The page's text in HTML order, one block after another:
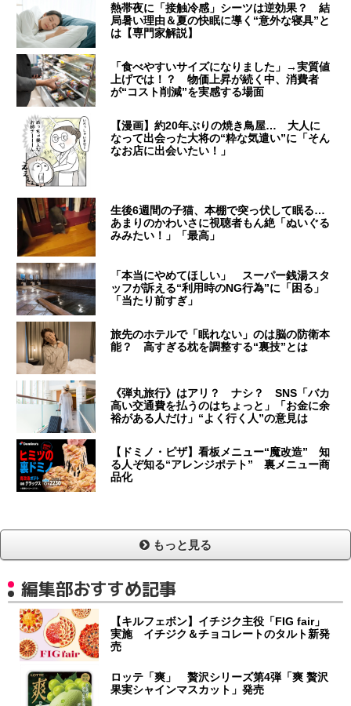
熱帯夜に「接触冷感」シーツは逆効果？ 結
局暑い理由＆夏の快眠に導く“意外な寝具”と
は【専門家解説】
「食べやすいサイズになりました」→実質値
上げでは！？ 物価上昇が続く中、消費者
が“コスト削減”を実感する場面
【漫画】約20年ぶりの焼き鳥屋… 大人に
なって出会った大将の“粋な気遣い”に「そん
なお店に出会いたい！」
生後6週間の子猫、本棚で突っ伏して眠る…
あまりのかわいさに視聴者もん絶「ぬいぐる
みみたい！」「最高」
「本当にやめてほしい」 スーパー銭湯スタ
ッフが訴える“利用時のNG行為”に「困る」
「当たり前すぎ」
旅先のホテルで「眠れない」のは脳の防衛本
能？ 高すぎる枕を調整する“裏技”とは
《弾丸旅行》はアリ？ ナシ？ SNS「バカ
高い交通費を払うのはちょっと」「お金に余
裕がある人だけ」“よく行く人”の意見は
【ドミノ・ピザ】看板メニュー“魔改造” 知
る人ぞ知る“アレンジポテト” 裏メニュー商
品化
もっと見る
編集部おすすめ記事
【キルフェボン】イチジク主役「FIG fair」
実施 イチジク＆チョコレートのタルト新発
売
ロッテ「爽」 贅沢シリーズ第4弾「爽 贅沢
果実シャインマスカット」発売